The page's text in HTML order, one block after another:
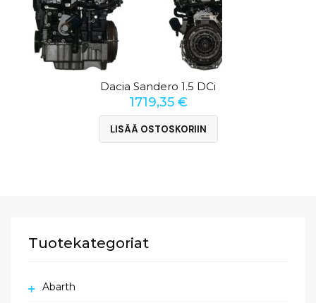
Dacia Sandero 1.5 DCi
1719,35 €
LISÄÄ OSTOSKORIIN
Tuotekategoriat
Abarth